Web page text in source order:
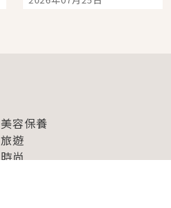
人擠人悠閒欣賞
美容保養
旅遊
時尚